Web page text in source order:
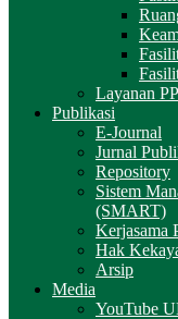
Layanan
Publikasi
E-Journal
Jurnal
Repository
Sistem
(SMART)
Kerjasama
Hak
Arsip
Media
YouTube